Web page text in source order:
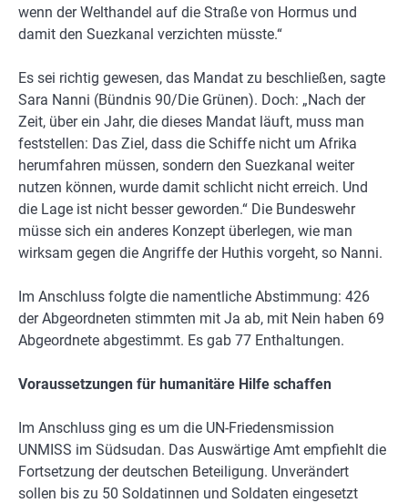
wenn der Welthandel auf die Straße von Hormus und
damit den Suezkanal verzichten müsste.“
Es sei richtig gewesen, das Mandat zu beschließen, sagte
Sara Nanni (Bündnis 90/Die Grünen). Doch: „Nach der
Zeit, über ein Jahr, die dieses Mandat läuft, muss man
feststellen: Das Ziel, dass die Schiffe nicht um Afrika
herumfahren müssen, sondern den Suezkanal weiter
nutzen können, wurde damit schlicht nicht erreich. Und
die Lage ist nicht besser geworden.“ Die Bundeswehr
müsse sich ein anderes Konzept überlegen, wie man
wirksam gegen die Angriffe der Huthis vorgeht, so Nanni.
Im Anschluss folgte die namentliche Abstimmung: 426
der Abgeordneten stimmten mit Ja ab, mit Nein haben 69
Abgeordnete abgestimmt. Es gab 77 Enthaltungen.
Voraussetzungen für humanitäre Hilfe schaffen
Im Anschluss ging es um die UN-Friedensmission
UNMISS im Südsudan. Das Auswärtige Amt empfiehlt die
Fortsetzung der deutschen Beteiligung. Unverändert
sollen bis zu 50 Soldatinnen und Soldaten eingesetzt